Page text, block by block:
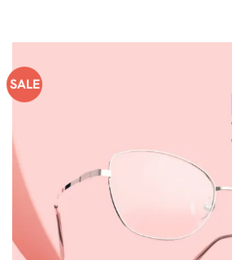
SALE